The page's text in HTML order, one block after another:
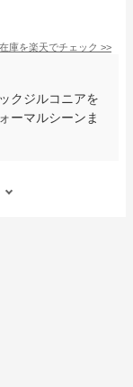
庫を楽天でチェック >>
クジルコニアを
ーマルシーンま